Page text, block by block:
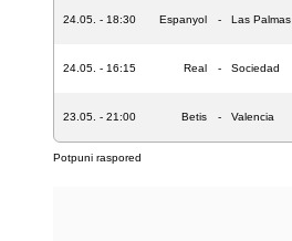
24.05. - 18:30 Espanyol - Las Palmas
24.05. - 16:15 Real - Sociedad
23.05. - 21:00 Betis - Valencia
Potpuni raspored